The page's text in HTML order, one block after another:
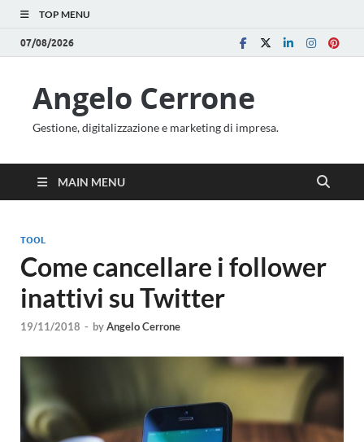
TOP MENU
07/08/2026
Angelo Cerrone
Gestione, digitalizzazione e marketing di impresa.
MAIN MENU
TOOL
Come cancellare i follower
inattivi su Twitter
19/11/2018 - byAngelo Cerrone